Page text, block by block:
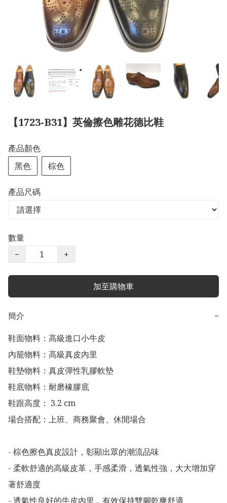
【1723-B31】英倫擦色雕花德比鞋
產品顏色
黑色
棕色
產品尺碼
數量
−
+
加至購物車
簡介
−
鞋面物料：高級進口小牛皮
內籠物料：高級真皮內里
鞋墊物料：真皮彈性乳膠軟墊
鞋底物料：耐磨橡膠底
鞋跟高度： 3.2 cm
場合搭配：上班、商務聚會、休閒場合
- 棕色擦色真皮設計，彰顯出眾的潮流品味
- 柔軟舒適的高級皮革，手感柔滑，透氣性強，大大增加穿
著舒適度
- 透氣性良好的牛皮內里，有效保持雙腳乾爽舒適